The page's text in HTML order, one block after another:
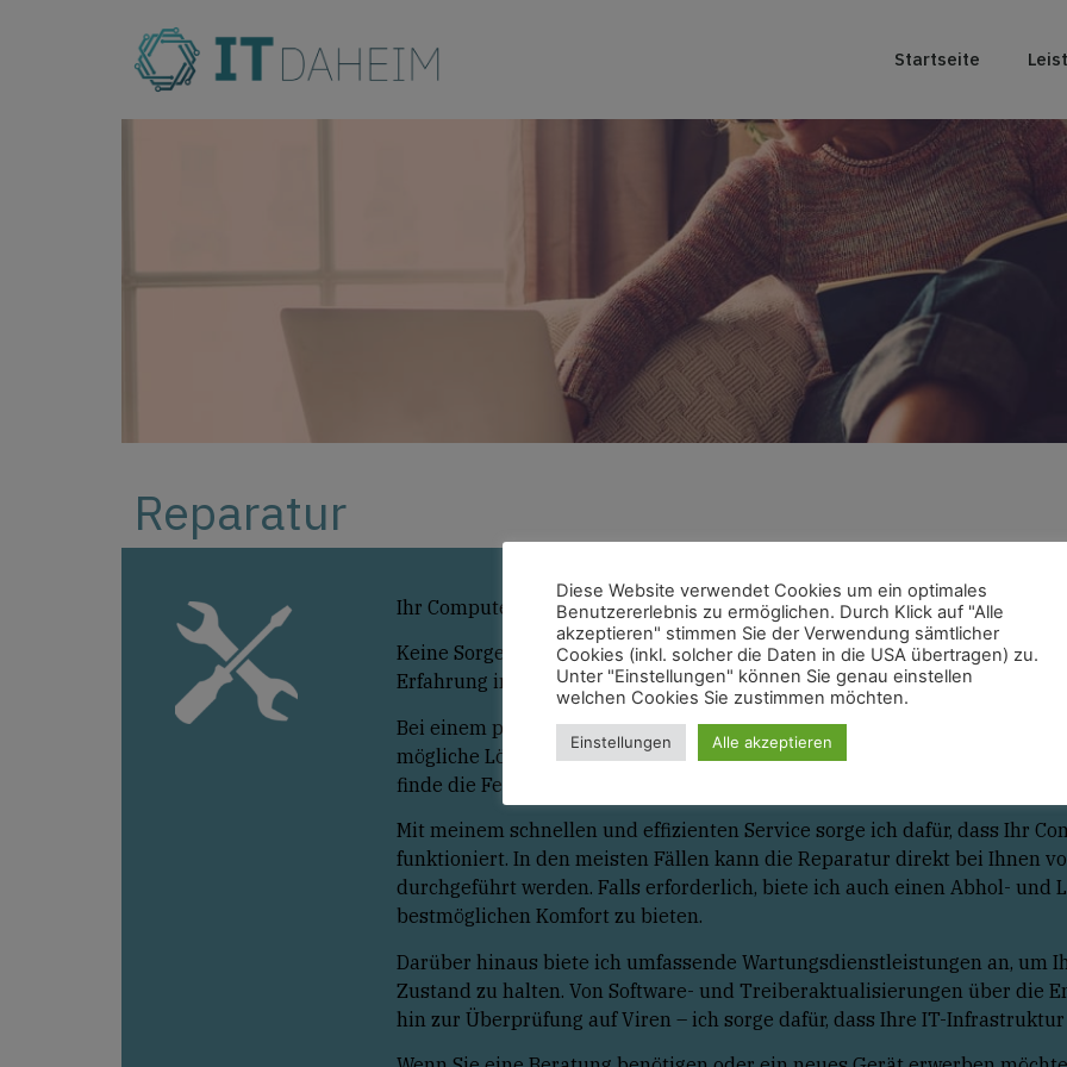
Startseite
Reparatur
Ihr Computer bereitet Ihnen Probleme?
Keine Sorge, ich stehe Ihnen schnell und unkompliziert zur Seite. Als
Erfahrung in der Reparatur von Computern und Laptops und bin ich Ihr
Bei einem persönlichen Termin analysiere ich die Ursache des Problems
mögliche Lösungen. Egal, ob es sich um defekte Hardware,
finde die Fehlerquelle und arbeite mit Ihnen zusammen an der optimalen
Mit meinem schnellen und effizienten Service sorge ich dafür, dass Ihr
funktioniert. In den meisten Fällen kann die Reparatur direkt bei Ihnen
durchgeführt werden. Falls erforderlich, biete ich auch einen Abhol- und
bestmöglichen Komfort zu bieten.
Darüber hinaus biete ich umfassende Wartungsdienstleistungen an, um
Zustand zu halten. Von Software- und Treiberaktualisierungen über die
hin zur Überprüfung auf Viren – ich sorge dafür, dass Ihre IT-
Diese Website verwendet Cookies um ein optimales
Benutzererlebnis zu ermöglichen. Durch Klick auf "Alle
akzeptieren" stimmen Sie der Verwendung sämtlicher
Cookies (inkl. solcher die Daten in die USA übertragen) zu.
Unter "Einstellungen" können Sie genau einstellen
welchen Cookies Sie zustimmen möchten.
Einstellungen Alle akzeptieren